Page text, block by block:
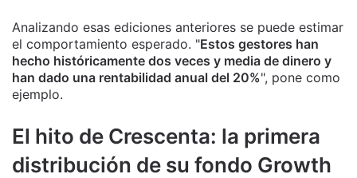
Analizando esas ediciones anteriores se puede estimar
el comportamiento esperado. "Estos gestores han
hecho históricamente dos veces y media de dinero y
han dado una rentabilidad anual del 20%", pone como
ejemplo.
El hito de Crescenta: la primera
distribución de su fondo Growth